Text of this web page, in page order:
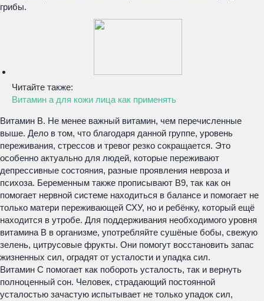
грибы.
Читайте также:
Витамин а для кожи лица как применять
Витамин B. Не менее важный витамин, чем перечисленные
выше. Дело в том, что благодаря данной группе, уровень
переживания, стрессов и тревог резко сокращается. Это
особенно актуально для людей, которые переживают
депрессивные состояния, разные проявления невроза и
психоза. Беременным также прописывают B9, так как он
помогает нервной системе находиться в балансе и помогает не
только матери переживающей СХУ, но и ребёнку, который ещё
находится в утробе. Для поддерживания необходимого уровня
витамина B в организме, употребляйте сушёные бобы, свежую
зелень, цитрусовые фрукты. Они помогут восстановить запас
жизненных сил, оградят от усталости и упадка сил.
Витамин C помогает как побороть усталость, так и вернуть
полноценный сон. Человек, страдающий постоянной
усталостью зачастую испытывает не только упадок сил,